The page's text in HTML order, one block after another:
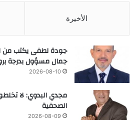
الأخيرة
جودة لطفى يكتب من
جمال مسؤول بدرجة
2026-08-10
مجدي البدوي: لا
الصحفية
2026-08-09